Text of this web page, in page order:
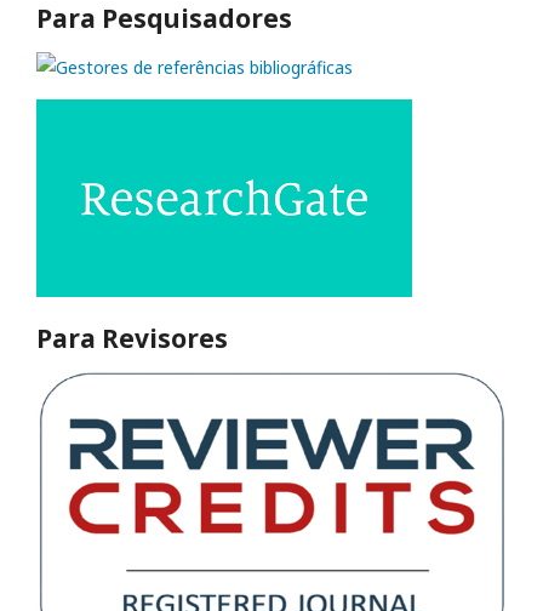
Para Pesquisadores
Para Revisores